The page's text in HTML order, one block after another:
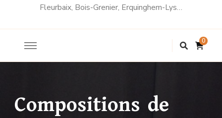
Fleurbaix, Bois-Grenier, Erquinghem-Lys…
0
Compositions de